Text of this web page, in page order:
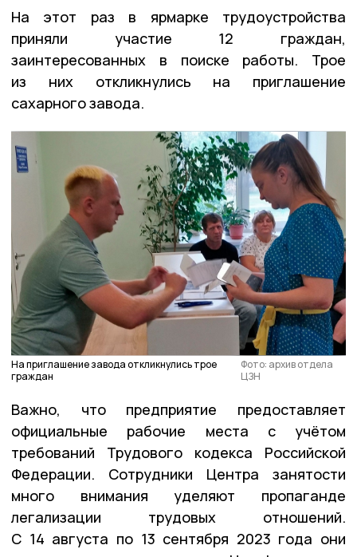
На этот раз в ярмарке трудоустройства
приняли участие 12 граждан,
заинтересованных в поиске работы. Трое
из них откликнулись на приглашение
сахарного завода.
На приглашение завода откликнулись трое
граждан
Фото: архив отдела
ЦЗН
Важно, что предприятие предоставляет
официальные рабочие места с учётом
требований Трудового кодекса Российской
Федерации. Сотрудники Центра занятости
много внимания уделяют пропаганде
легализации трудовых отношений.
С 14 августа по 13 сентября 2023 года они